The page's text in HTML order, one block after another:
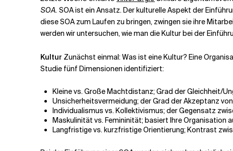
Verwandte Themen
SOA. SOA ist ein Ansatz. Der kulturelle Aspekt der
diese SOA zum Laufen zu bringen, zwingen sie ihre
werden wir untersuchen, wie man die Kultur bei der
Kultur Zunächst einmal: Was ist eine Kultur? Eine
Studie fünf Dimensionen identifiziert:
Kleine vs. Große Machtdistanz; Grad der Gleichheit/
Unsicherheitsvermeidung; der Grad der Akzeptanz
Individualismus vs. Kollektivismus; der Gegensatz
Maskulinität vs. Femininität; basiert Ihre Organisation
Langfristige vs. kurzfristige Orientierung; Kontrast